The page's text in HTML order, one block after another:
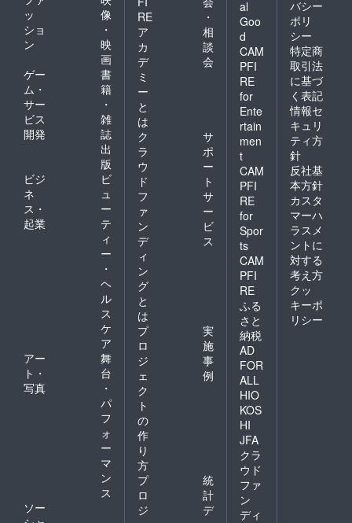
外での
大人数
のイベ
ントな
どを
2019年
1月、2
月を含
めて毎
月開催
しま
す。招
待券1枚
につき
イベン
ト参加
券を提
供させ
ていた
だきま
す。 ※
交通費
の負担
は対象
なって
ッ
ショ
ン
像
・
映
画
ゲー
ム・
サー
ビス
開発
書
籍
・
雑
誌
出
版
ビジ
ネ
ス・
起業
ビ
ュ
ー
テ
ィ
ー
・
ヘ
ル
ス
ケ
ア
アー
ト・
写真
舞
台
・
パ
フ
ォ
ー
マ
ン
ス
ソー
RE
ア
カ
デ
ミ
ー
と
は
・
相
談
会
ク
ラ
ウ
ド
フ
ァ
ン
デ
ィ
ン
グ
と
は
サ
ポ
ー
ト
サ
ー
ビ
ス
プ
ロ
ジ
ェ
ク
ト
の
作
り
方
実
施
事
例
プ
ロ
ジ
統
計
デ
al
Goo
d
CAM
PFI
RE
for
Ente
rtain
men
t
CAM
PFI
RE
for
Spor
ts
CAM
PFI
RE
ふる
さと
納税
AD
FOR
ALL
HIO
KOS
HI
JFA
クラ
ウド
ファ
ン
ディ
バシー
ポリ
シー
特定商
取引法
に基づ
く表記
情報セ
キュリ
ティ方
針
反社基
本方針
カスタ
マーハ
ラスメ
ントに
対する
考え方
クッ
キーポ
リシー